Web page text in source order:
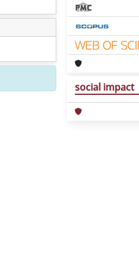
social impact